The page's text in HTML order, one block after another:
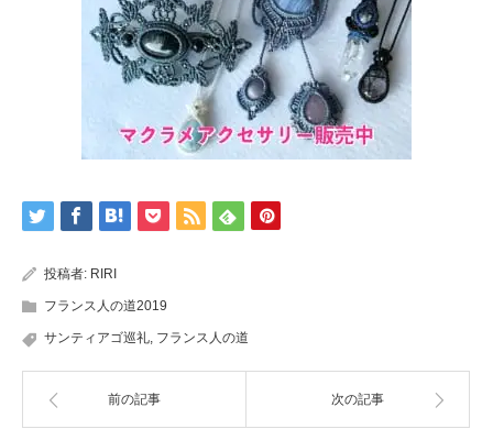
投稿者: RIRI
フランス人の道2019
サンティアゴ巡礼 フランス人の道
前の記事 次の記事